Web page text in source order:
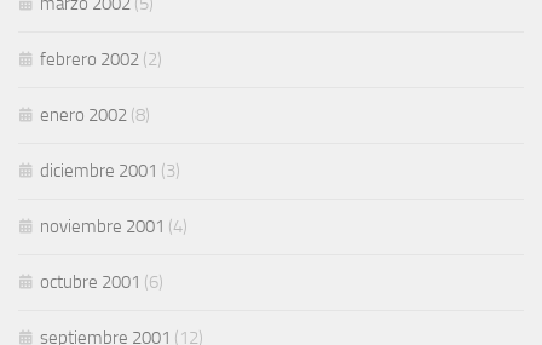
febrero 2002 (2)
enero 2002 (8)
diciembre 2001 (3)
noviembre 2001 (4)
octubre 2001 (6)
septiembre 2001 (12)